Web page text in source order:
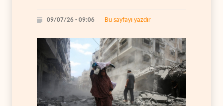
09/07/26 - 09:06 Bu sayfayı yazdır